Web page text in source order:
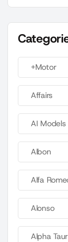
+Motor
Affairs
AI Models
Albon
Alfa
Alonso
Alpha